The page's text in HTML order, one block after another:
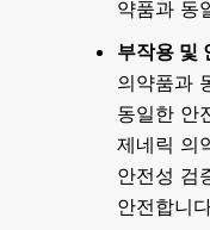
약품과 동
부작용 및
의약품과
동일한 안
제네릭 의
안전성 검
안전합니